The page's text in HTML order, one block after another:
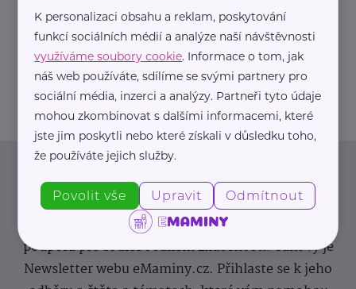
https://hartmanndirect.com/cs-cz
+420 800 100 150
info@hartmanndirect.cz
Newsletter
Pravidelný přísun novinek, inspirace na každý den,
podpora pro rodiče i sdílení zkušeností. Takový je
Newsletter webu eMaminy.cz. Přihlaste se k jeho
K personalizaci obsahu a reklam, poskytování
funkcí sociálních médií a analýze naší návštěvnosti
využíváme soubory cookie. Informace o tom, jak
náš web používáte, sdílíme se svými partnery pro
sociální média, inzerci a analýzy. Partneři tyto údaje
mohou zkombinovat s dalšími informacemi, které
jste jim poskytli nebo které získali v důsledku toho,
že používáte jejich služby.
Povolit vše Upravit Odmítnout